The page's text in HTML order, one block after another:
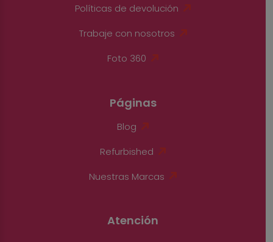
Políticas de devolución
Trabaje con nosotros
Foto 360
Páginas
Blog
Refurbished
Nuestras Marcas
Atención